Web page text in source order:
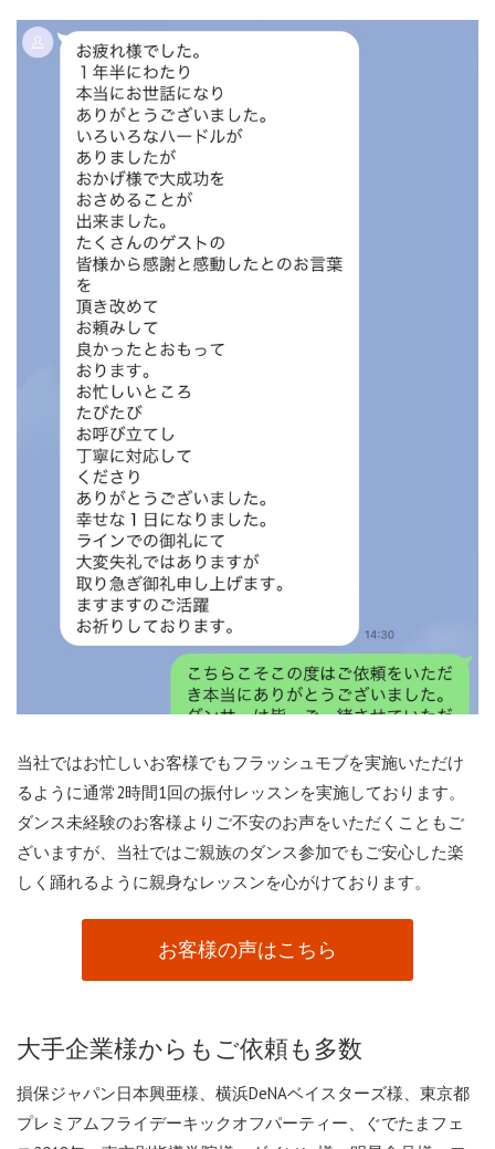
当社ではお忙しいお客様でもフラッシュモブを実施いただけ
るように通常2時間1回の振付レッスンを実施しております。
ダンス未経験のお客様よりご不安のお声をいただくこともご
ざいますが、当社ではご親族のダンス参加でもご安心した楽
しく踊れるように親身なレッスンを心がけております。
お客様の声はこちら
大手企業様からもご依頼も多数
損保ジャパン日本興亜様、横浜DeNAベイスターズ様、東京都
プレミアムフライデーキックオフパーティー、ぐでたまフェ